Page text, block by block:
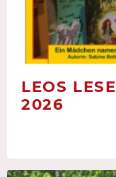
LEOS
2026